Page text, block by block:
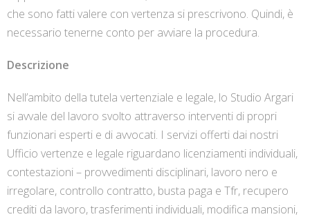
che sono fatti valere con vertenza si prescrivono. Quindi, è
necessario tenerne conto per avviare la procedura.
Descrizione
Nell’ambito della tutela vertenziale e legale, lo Studio Argari
si avvale del lavoro svolto attraverso interventi di propri
funzionari esperti e di avvocati. I servizi offerti dai nostri
Ufficio vertenze e legale riguardano licenziamenti individuali,
contestazioni – provvedimenti disciplinari, lavoro nero e
irregolare, controllo contratto, busta paga e Tfr, recupero
crediti da lavoro, trasferimenti individuali, modifica mansioni,